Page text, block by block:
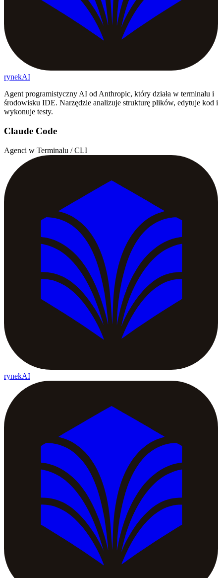
rynekAI
Agent programistyczny AI od Anthropic, który działa w terminalu i
środowisku IDE. Narzędzie analizuje strukturę plików, edytuje kod i
wykonuje testy.
Claude Code
Agenci w Terminalu / CLI
rynekAI